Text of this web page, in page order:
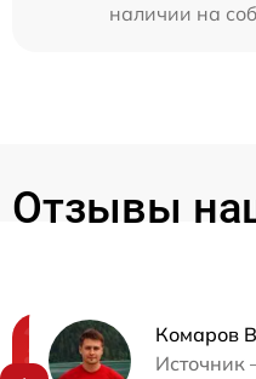
наличии на
Отзывы
Комаров
Источник